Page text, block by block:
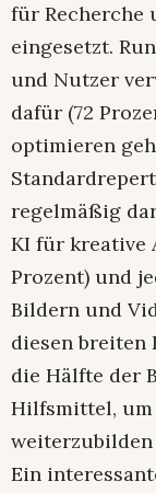
für Recherche
eingesetzt.
und Nutzer
dafür (72
optimieren
regelmäßig
KI für kreative
Prozent) und
Bildern und
diesen breiten
die Hälfte der
Hilfsmittel,
weiterzubilden
Ein